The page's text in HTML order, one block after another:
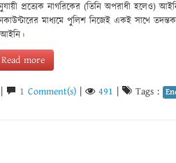
প্রত্যেক নাগরিকের (তিনি অপরাধী হলেও)
মাধ্যমে পুলিশ নিজেই একই সাথে
Read more
1 Comment(s) 491 Tags :